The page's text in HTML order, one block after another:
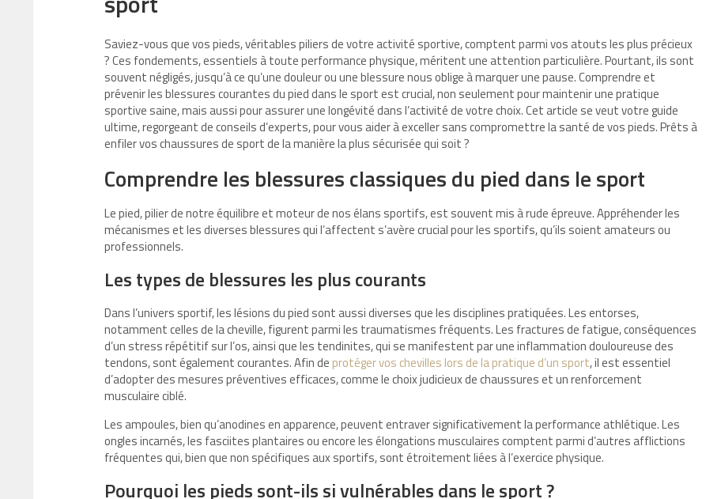
Saviez-vous que vos pieds, véritables piliers de votre activité sportive, comptent parmi vos atouts les plus précieux
? Ces fondements, essentiels à toute performance physique, méritent une attention particulière. Pourtant, ils sont
souvent négligés, jusqu’à ce qu’une douleur ou une blessure nous oblige à marquer une pause. Comprendre et
prévenir les blessures courantes du pied dans le sport est crucial, non seulement pour maintenir une pratique
sportive saine, mais aussi pour assurer une longévité dans l’activité de votre choix. Cet article se veut votre guide
ultime, regorgeant de conseils d’experts, pour vous aider à exceller sans compromettre la santé de vos pieds. Prêts à
enfiler vos chaussures de sport de la manière la plus sécurisée qui soit ?
Comprendre les blessures classiques du pied dans le sport
Le pied, pilier de notre équilibre et moteur de nos élans sportifs, est souvent mis à rude épreuve. Appréhender les
mécanismes et les diverses blessures qui l’affectent s’avère crucial pour les sportifs, qu’ils soient amateurs ou
professionnels.
Les types de blessures les plus courants
Dans l’univers sportif, les lésions du pied sont aussi diverses que les disciplines pratiquées. Les entorses,
notamment celles de la cheville, figurent parmi les traumatismes fréquents. Les fractures de fatigue, conséquences
d’un stress répétitif sur l’os, ainsi que les tendinites, qui se manifestent par une inflammation douloureuse des
tendons, sont également courantes. Afin de protéger vos chevilles lors de la pratique d’un sport, il est essentiel
d’adopter des mesures préventives efficaces, comme le choix judicieux de chaussures et un renforcement
musculaire ciblé.
Les ampoules, bien qu’anodines en apparence, peuvent entraver significativement la performance athlétique. Les
ongles incarnés, les fasciites plantaires ou encore les élongations musculaires comptent parmi d’autres afflictions
fréquentes qui, bien que non spécifiques aux sportifs, sont étroitement liées à l’exercice physique.
Pourquoi les pieds sont-ils si vulnérables dans le sport ?